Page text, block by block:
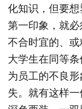
化知识，但要
第一印象，就
不合时宜的、
大学生在同等
为员工的不良
失。就有这样